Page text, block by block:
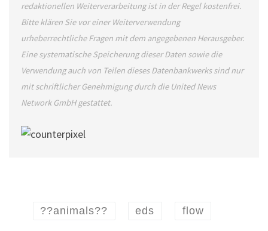
redaktionellen Weiterverarbeitung ist in der Regel kostenfrei.
Bitte klären Sie vor einer Weiterverwendung
urheberrechtliche Fragen mit dem angegebenen Herausgeber.
Eine systematische Speicherung dieser Daten sowie die
Verwendung auch von Teilen dieses Datenbankwerks sind nur
mit schriftlicher Genehmigung durch die United News
Network GmbH gestattet.
??animals?? eds flow